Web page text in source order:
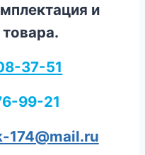
и
37-51
99-21
174@mail.ru